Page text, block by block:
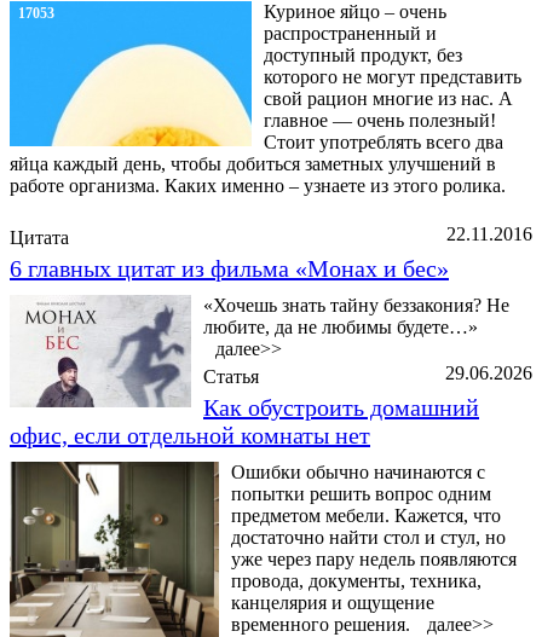
17053
Куриное яйцо – очень
распространенный и
доступный продукт, без
которого не могут представить
свой рацион многие из нас. А
главное — очень полезный!
Стоит употреблять всего два
яйца каждый день, чтобы добиться заметных улучшений в
работе организма. Каких именно – узнаете из этого ролика.
22.11.2016
Цитата
6 главных цитат из фильма «Монах и бес»
«Хочешь знать тайну беззакония? Не
любите, да не любимы будете…»
далее>>
29.06.2026
Статья
Как обустроить домашний
офис, если отдельной комнаты нет
Ошибки обычно начинаются с
попытки решить вопрос одним
предметом мебели. Кажется, что
достаточно найти стол и стул, но
уже через пару недель появляются
провода, документы, техника,
канцелярия и ощущение
временного решения.
далее>>